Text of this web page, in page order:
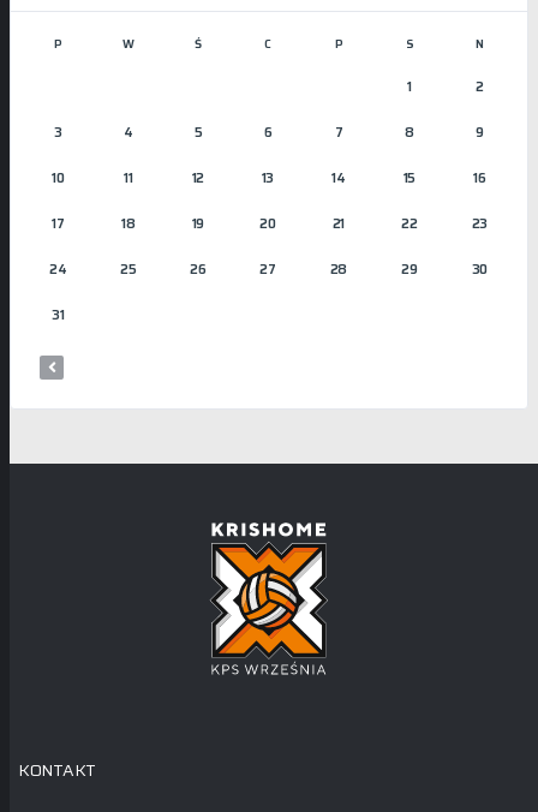
P W Ś C P S N
1 2
3 4 5 6 7 8 9
10 11 12 13 14 15 16
17 18 19 20 21 22 23
24 25 26 27 28 29 30
31
KONTAKT